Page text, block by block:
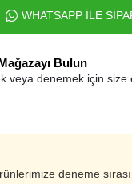
WHATSAPP İLE
Bulun
veya denemek için size
deneme